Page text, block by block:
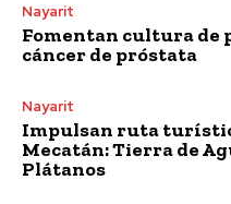
Nayarit
Fomentan cultura de
cáncer de próstata
Nayarit
Impulsan ruta
Mecatán: Tierra de
Plátanos